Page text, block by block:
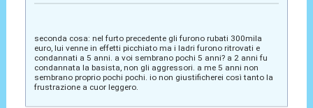
seconda cosa: nel furto precedente gli furono rubati 300mila
euro, lui venne in effetti picchiato ma i ladri furono ritrovati e
condannati a 5 anni. a voi sembrano pochi 5 anni? a 2 anni fu
condannata la basista, non gli aggressori. a me 5 anni non
sembrano proprio pochi pochi. io non giustificherei così tanto la
frustrazione a cuor leggero.